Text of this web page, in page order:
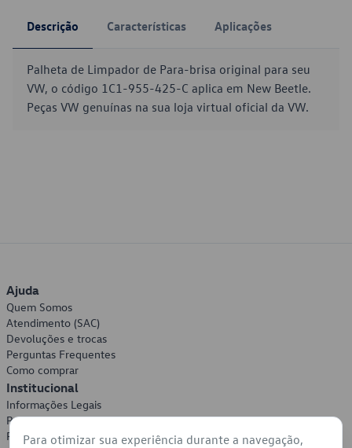
Descrição Características Aplicações
Palheta de Limpador de Para-brisa original para seu
VW, o código 1C1-955-425-C aplica em New Beetle.
Peças VW genuínas na sua loja virtual oficial da VW.
Ajuda
Quem Somos
Atendimento (SAC)
Devoluções e trocas
Perguntas Frequentes
Como comprar
Institucional
Informações Legais
Política de Privacidade
Política de Cookies
Para otimizar sua experiência durante a navegação,